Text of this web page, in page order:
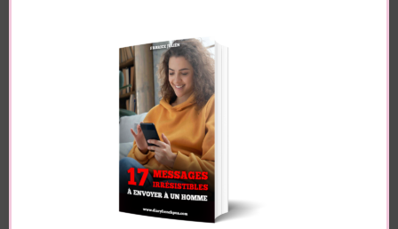
Après avoir couché
avec un homme, ne
faites SURTOUT pas
Vous pourriez également aimer...